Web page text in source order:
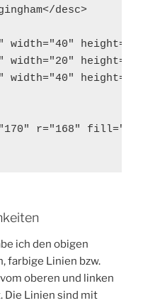
desc>
width="40"
width="20"
width="40"
r="168"
ich den obigen
farbige Linien bzw.
oberen und linken
Die Linien sind mit